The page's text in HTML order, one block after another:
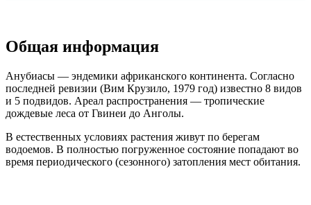
Общая информация
Анубиасы — эндемики африканского континента. Согласно
последней ревизии (Вим Крузило, 1979 год) известно 8 видов
и 5 подвидов. Ареал распространения — тропические
дождевые леса от Гвинеи до Анголы.
В естественных условиях растения живут по берегам
водоемов. В полностью погруженное состояние попадают во
время периодического (сезонного) затопления мест обитания.